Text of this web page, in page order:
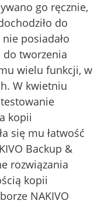
go ręcznie,
do
posiadało
do tworzenia
wielu funkcji, w
W kwietniu
kopii
się mu łatwość
Backup &
rozwiązania
kopii
NAKIVO